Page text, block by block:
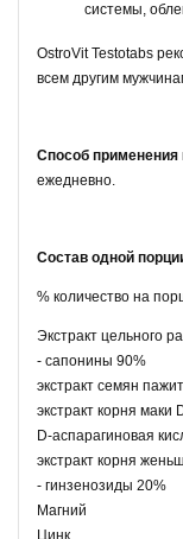
системы,
OstroVit Testotabs
всем другим
Способ применения
ежедневно.
Состав одной
% количество на
Экстракт цельного
- сапонины 90%
экстракт семян
экстракт корня маки
D-аспарагиновая
экстракт корня
- гинзенозиды 20%
Магний
Цинк